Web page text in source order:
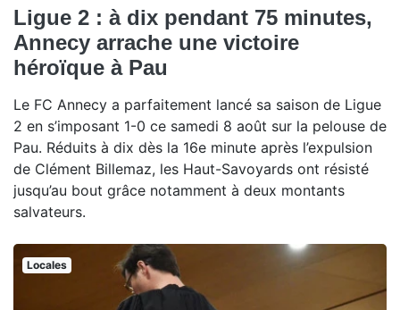
Ligue 2 : à dix pendant 75 minutes,
Annecy arrache une victoire
héroïque à Pau
Le FC Annecy a parfaitement lancé sa saison de Ligue
2 en s’imposant 1-0 ce samedi 8 août sur la pelouse de
Pau. Réduits à dix dès la 16e minute après l’expulsion
de Clément Billemaz, les Haut-Savoyards ont résisté
jusqu’au bout grâce notamment à deux montants
salvateurs.
Locales